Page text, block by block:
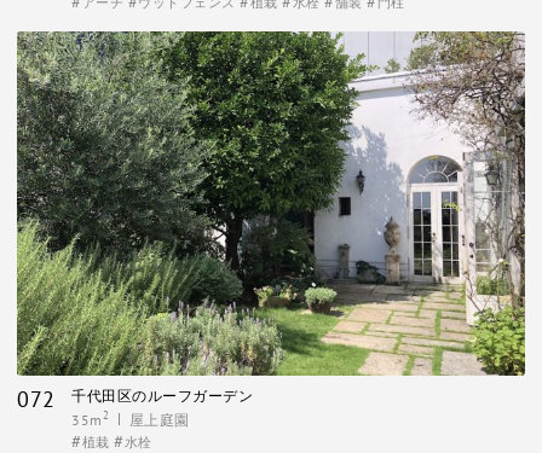
072
千代田区のルーフガーデン
35m2 屋上庭園
植栽 水栓